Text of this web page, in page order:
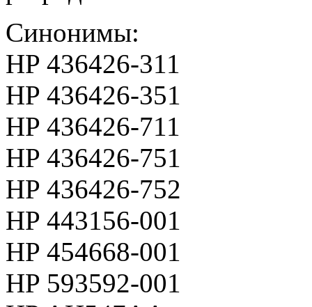
Синонимы:
HP 436426-311
HP 436426-351
HP 436426-711
HP 436426-751
HP 436426-752
HP 443156-001
HP 454668-001
HP 593592-001